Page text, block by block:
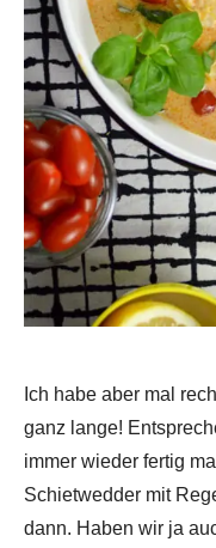
Ich habe aber mal
ganz lange!
immer wieder fertig
Schietwedder mit
dann. Haben wir ja